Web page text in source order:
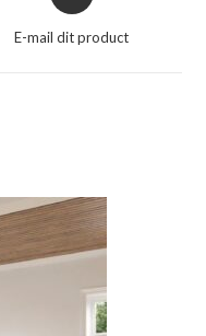
in
nieuw
E-mail dit product